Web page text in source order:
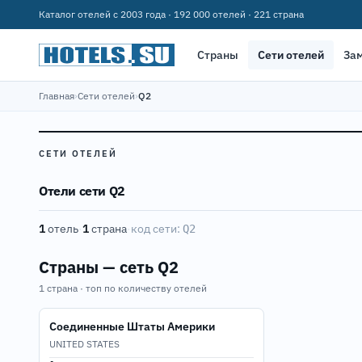
Каталог отелей с 2003 года · 192 000 отелей · 221 страна
Страны Сети отелей
Главная›Сети отелей›Q2
СЕТИ ОТЕЛЕЙ
Отели сети Q2
1отель·1страна·код сети: Q2
Страны — сеть Q2
1 страна · топ по количеству отелей
Соединенные Штаты Америки
UNITED STATES